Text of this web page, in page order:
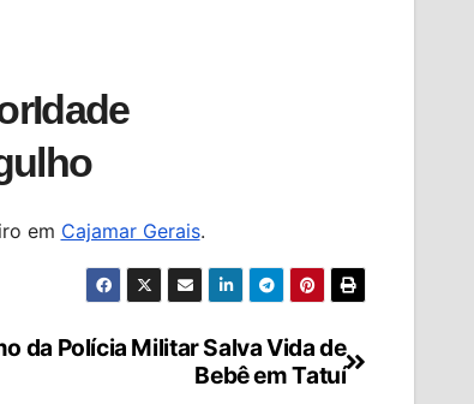
em Cajamar Gerais.
da Polícia Militar Salva Vida de
Bebê em Tatuí